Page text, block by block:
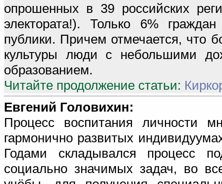
опрошенных в 39 российских
электората!). Только 6%
публики. Причем отмечается, что
культуры люди с небольшими
образованием.
Читайте продолжение статьи:
Евгений Головихин:
Процесс воспитания личности
гармонично развитых
Годами складывался процесс
социально значимых задач, во